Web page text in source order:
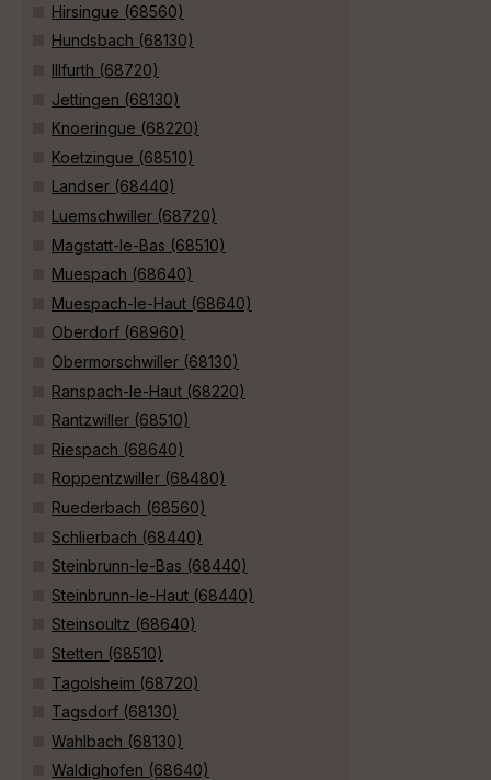
Hirsingue (68560)
Hundsbach (68130)
Illfurth (68720)
Jettingen (68130)
Knoeringue (68220)
Koetzingue (68510)
Landser (68440)
Luemschwiller (68720)
Magstatt-le-Bas (68510)
Muespach (68640)
Muespach-le-Haut (68640)
Oberdorf (68960)
Obermorschwiller (68130)
Ranspach-le-Haut (68220)
Rantzwiller (68510)
Riespach (68640)
Roppentzwiller (68480)
Ruederbach (68560)
Schlierbach (68440)
Steinbrunn-le-Bas (68440)
Steinbrunn-le-Haut (68440)
Steinsoultz (68640)
Stetten (68510)
Tagolsheim (68720)
Tagsdorf (68130)
Wahlbach (68130)
Waldighofen (68640)